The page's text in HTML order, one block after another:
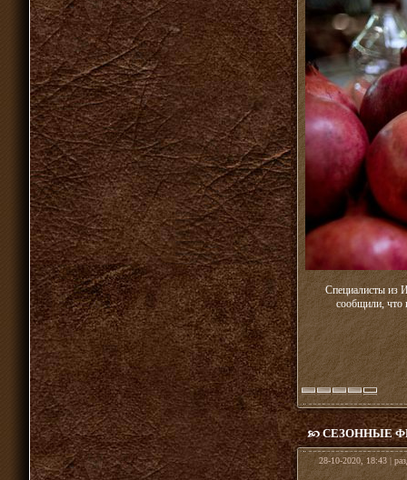
Специалисты из
сообщили, что
СЕЗОННЫЕ
28-10-2020, 18:43 |